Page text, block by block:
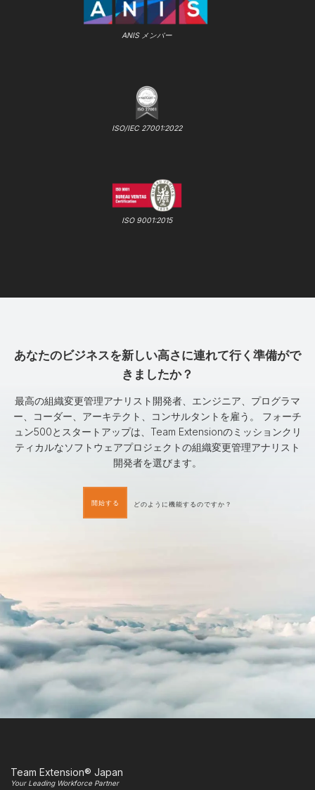
ANIS メンバー
ISO/IEC 27001:2022
ISO 9001:2015
あなたのビジネスを新しい高さに連れて行く準備がで
きましたか？
最高の組織変更管理アナリスト開発者、エンジニア、プログラマ
ー、コーダー、アーキテクト、コンサルタントを雇う。 フォーチ
ュン500とスタートアップは、Team Extensionのミッションクリ
ティカルなソフトウェアプロジェクトの組織変更管理アナリスト
開発者を選びます。
開始する どのように機能するのですか？
Team Extension® Japan
Your Leading Workforce Partner